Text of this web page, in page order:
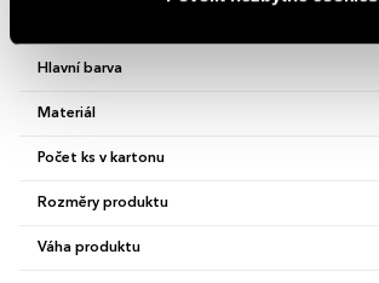
Hlavní barva
Materiál
Počet ks v kartonu
Rozměry produktu
Váha produktu